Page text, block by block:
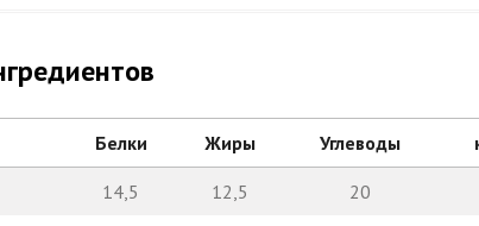
Белки Жиры Углеводы
14,5 12,5 20